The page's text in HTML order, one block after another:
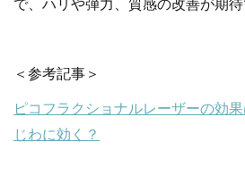
で、ハリや弾力、質感の改善が期待
＜参考記事＞
ピコフラクショナルレーザーの効
じわに効く？